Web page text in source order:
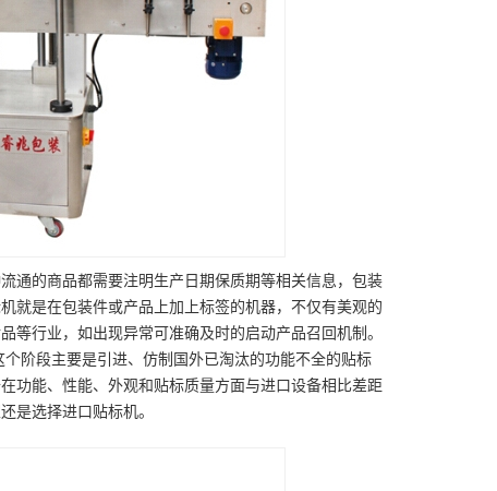
通的商品都需要注明生产日期保质期等相关信息，包装
就是在包装件或产品上加上标签的机器，不仅有美观的
等行业，如出现异常可准确及时的启动产品召回机制。
阶段主要是引进、仿制国外已淘汰的功能不全的贴标
功能、性能、外观和贴标质量方面与进口设备相比差距
是选择进口贴标机。